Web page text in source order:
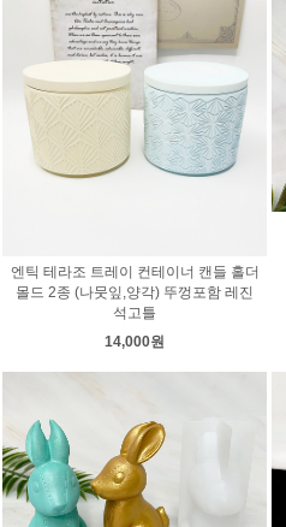
엔틱 테라조 트레이 컨테이너 캔들 홀더
몰드 2종 (나뭇잎,양각) 뚜껑포함 레진
석고틀
14,000원